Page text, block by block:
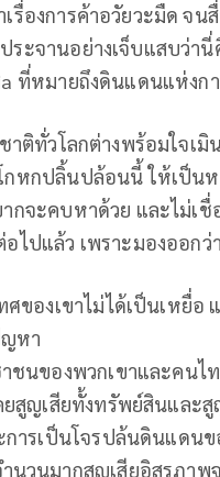
รื่องการค้าอวัยวะมืด จน
ระจานอย่างเจ็บแสบว่านี่
ที่หมายถึงดินแดนแห่งก
าติทั่วโลกต่างพร้อมใจเ
กหกปลิ้นปล้อนนี้ ให้เป็น
กจะคบหาด้วย และไม่เ
ไปแล้ว เพราะมองออกว่า
ศของเขาไม่ได้เป็นเหยื่อ
หา
ชนของพวกเขาและคนไ
ยสูญเสียทั้งทรัพย์สินและสู
การเป็นโจรปล้นดินแดนข
นวนมากสูญเสียอิสรภาพ